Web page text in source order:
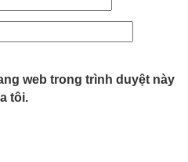
web trong trình duyệt này
tôi.